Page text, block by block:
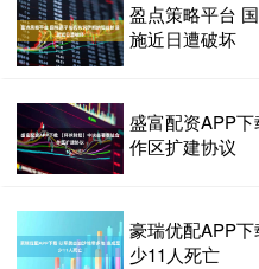
盈点策略平台
施近日遭破坏
盛富配资APP
作区扩建协议
豪瑞优配APP
少11人死亡